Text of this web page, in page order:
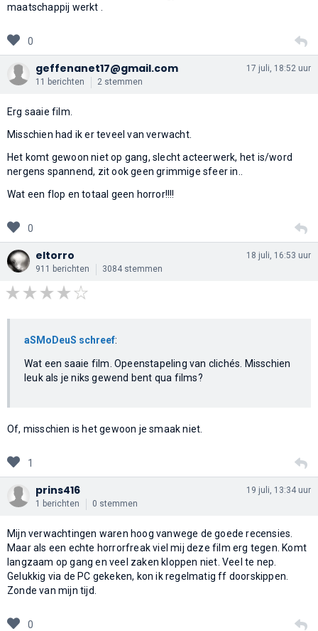
maatschappij werkt .
0
geffenanet17@gmail.com
11 berichten 2 stemmen
17 juli, 18:52 uur
Erg saaie film.
Misschien had ik er teveel van verwacht.
Het komt gewoon niet op gang, slecht acteerwerk, het is/word
nergens spannend, zit ook geen grimmige sfeer in..
Wat een flop en totaal geen horror!!!!
0
eltorro
911 berichten 3084 stemmen
18 juli, 16:53 uur
aSMoDeuS schreef:
Wat een saaie film. Opeenstapeling van clichés. Misschien
leuk als je niks gewend bent qua films?
Of, misschien is het gewoon je smaak niet.
1
prins416
1 berichten 0 stemmen
19 juli, 13:34 uur
Mijn verwachtingen waren hoog vanwege de goede recensies.
Maar als een echte horrorfreak viel mij deze film erg tegen. Komt
langzaam op gang en veel zaken kloppen niet. Veel te nep.
Gelukkig via de PC gekeken, kon ik regelmatig ff doorskippen.
Zonde van mijn tijd.
0